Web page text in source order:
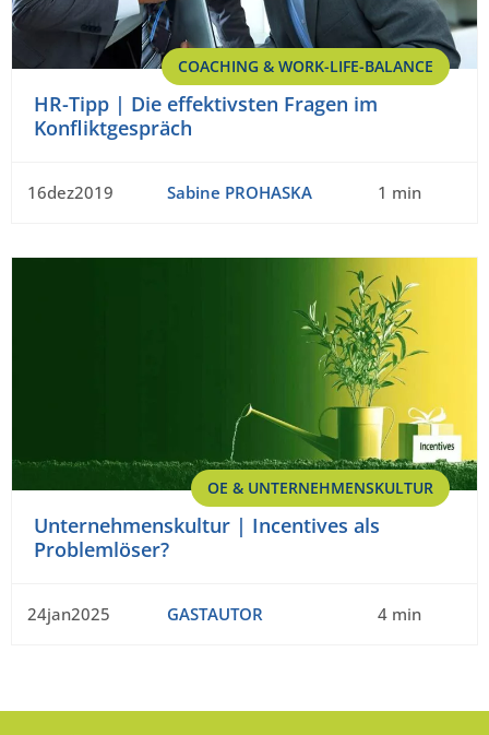
COACHING & WORK-LIFE-BALANCE
HR-Tipp | Die effektivsten Fragen im
Konfliktgespräch
16dez2019 Sabine PROHASKA 1 min
OE & UNTERNEHMENSKULTUR
Unternehmenskultur | Incentives als
Problemlöser?
24jan2025 GASTAUTOR 4 min